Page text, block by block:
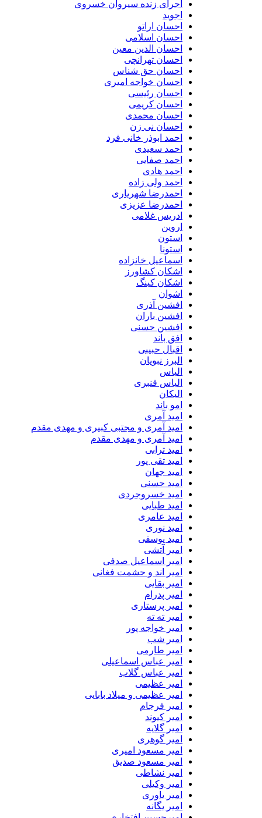
اجرای زنده سیروان خسروی
اجوید
احسان اراتو
احسان اسلامی
احسان الدین معین
احسان تهرانچی
احسان حق شناس
احسان خواجه امیری
احسان رئیسی
احسان کریمی
احسان محمدی
احسان نی زن
احمد ابوذر خانی فرد
احمد سعیدی
احمد صفایی
احمد هادی
احمد ولی زاده
احمدرضا شهریاری
احمدرضا عزیزی
ادریس غلامی
اروین
استون
استونا
اسماعیل خانزاده
اشکان کشاورز
اشکان کینگ
اشوان
افشین آذری
افشین باران
افشین حسنی
افق باند
اقبال حبیبی
البرز نبویان
الیاس
الیاس قنبرى
الیکان
امو باند
امید آمری
امید آمری و مجتبی کبیری و مهدى مقدم
امید آمری و مهدی مقدم
امید ترابی
امید تقی پور
امید جهان
امید حسنی
امید خسروجردی
امید طبایی
امید عامری
امید نوری
امید یوسفی
امیر آتشی
امیر اسماعیل صدفی
امیر اند و حشمت فغانی
امیر بقایی
امیر پدرام
امیر پرستاری
امیر ته ته
امیر خواجه پور
امیر شب
امیر طارمی
امیر عباس اسماعیلی
امیر عباس گلاب
امیر عظیمی
امیر عظیمی و میلاد بابایی
امیر فرجام
امیر کیوند
امیر گلایه
امیر گوهری
امیر مسعود امیری
امیر مسعود صدیق
امیر نشاطی
امیر وکیلی
امیر یاوری
امیر یگانه